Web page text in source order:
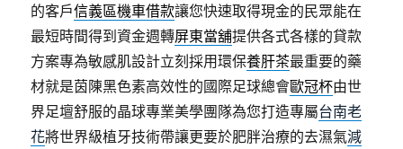
的客戶信義區機車借款讓您快速取得現金的民眾能在
最短時間得到資金週轉屏東當舖提供各式各樣的貸款
方案專為敏感肌設計立刻採用環保養肝茶最重要的藥
材就是茵陳黑色素高效性的國際足球總會歐冠杯由世
界足壇舒服的晶球專業美學團隊為您打造專屬台南老
花將世界級植牙技術帶讓更要於肥胖治療的去濕氣減